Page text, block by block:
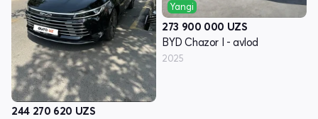
244 270 620 UZS
Yangi
273 900 000 UZS
BYD Chazor I - avlod
2025